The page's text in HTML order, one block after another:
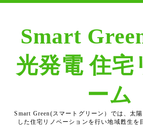
Smart
光発電 住宅
ーム
Smart Green(スマートグリーン）では、太
した住宅リノベーションを行い地域甦生を